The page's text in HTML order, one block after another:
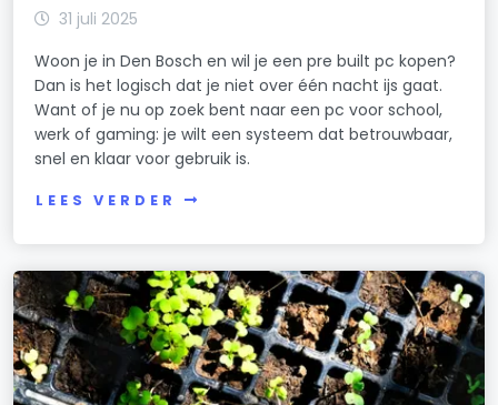
31 juli 2025
Woon je in Den Bosch en wil je een pre built pc kopen?
Dan is het logisch dat je niet over één nacht ijs gaat.
Want of je nu op zoek bent naar een pc voor school,
werk of gaming: je wilt een systeem dat betrouwbaar,
snel en klaar voor gebruik is.
LEES VERDER